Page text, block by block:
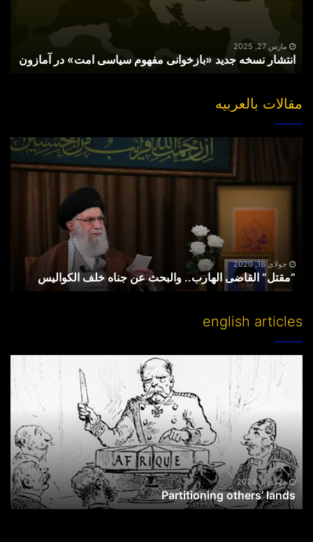
آمازونمارس 27, 2025
انتشار نسخه جدید «بازخوانی مفهوم سیاسی امت» در آمازون
مقالات بالعربیه
والبحث
جولای 18, 2020
“مقتل” القاضی الهارب.. والبحث عن جناه خلف الکوالیس
english articles
others’
جولای 4, 2024
Partitioning others’ lands